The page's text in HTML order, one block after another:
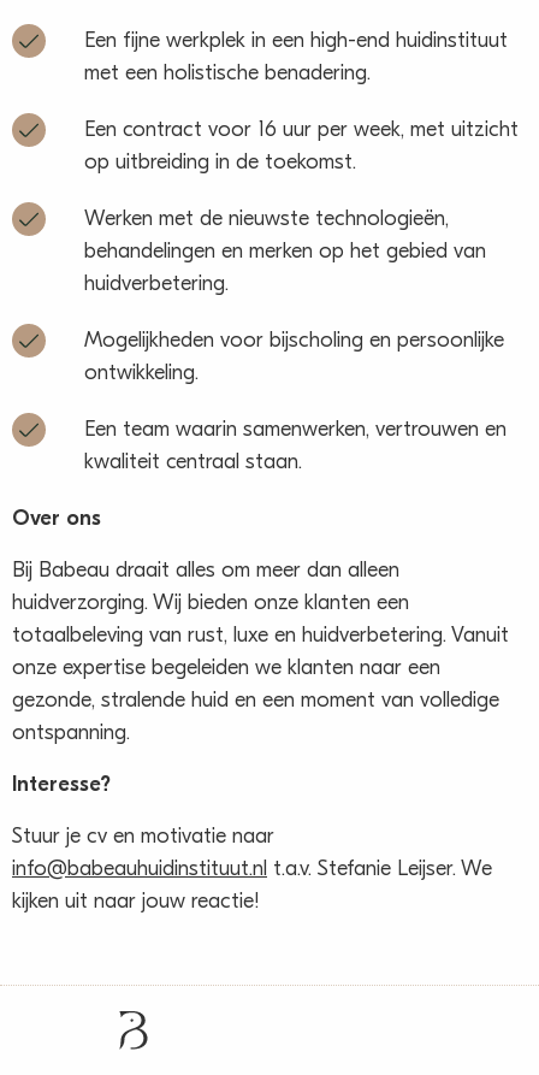
Een fijne werkplek in een high-end huidinstituut
met een holistische benadering.
Een contract voor 16 uur per week, met uitzicht
op uitbreiding in de toekomst.
Werken met de nieuwste technologieën,
behandelingen en merken op het gebied van
huidverbetering.
Mogelijkheden voor bijscholing en persoonlijke
ontwikkeling.
Een team waarin samenwerken, vertrouwen en
kwaliteit centraal staan.
Over ons
Bij Babeau draait alles om meer dan alleen
huidverzorging. Wij bieden onze klanten een
totaalbeleving van rust, luxe en huidverbetering. Vanuit
onze expertise begeleiden we klanten naar een
gezonde, stralende huid en een moment van volledige
ontspanning.
Interesse?
Stuur je cv en motivatie naar
info@babeauhuidinstituut.nl t.a.v. Stefanie Leijser. We
kijken uit naar jouw reactie!